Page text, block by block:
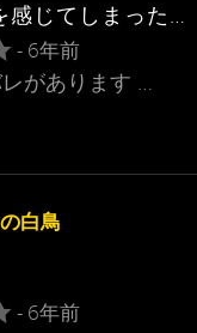
感じてしまった…
- 6年前
があります …
白鳥
- 6年前